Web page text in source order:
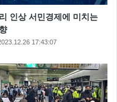
인상 서민경제에 미치는
17:43:07